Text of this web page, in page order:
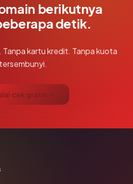
berikutnya
detik.
kartu kredit. Tanpa kuota
tersembunyi.
cek gratis →